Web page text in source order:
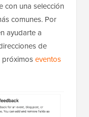
con una selección
comunes. Por
ayudarte a
de
próximoseventos